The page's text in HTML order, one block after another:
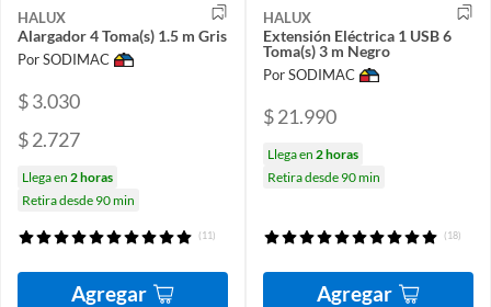
HALUX
Alargador 4 Toma(s) 1.5 m Gris
Por SODIMAC
$ 3.030
$ 2.727
Llega en 2 horas
Retira desde 90 min
(11)
Agregar
HALUX
Extensión Eléctrica 1 USB 6
Toma(s) 3 m Negro
Por SODIMAC
$ 21.990
Llega en 2 horas
Retira desde 90 min
(18)
Agregar